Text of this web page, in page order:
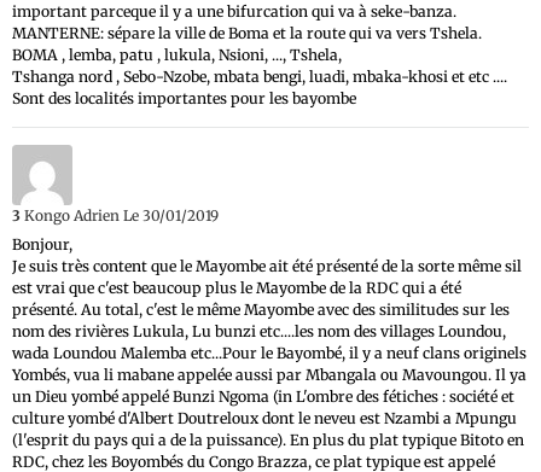
important parceque il y a une bifurcation qui va à seke-banza.
MANTERNE: sépare la ville de Boma et la route qui va vers Tshela.
BOMA , lemba, patu , lukula, Nsioni, ..., Tshela,
Tshanga nord , Sebo-Nzobe, mbata bengi, luadi, mbaka-khosi et etc ....
Sont des localités importantes pour les bayombe
3 Kongo Adrien Le 30/01/2019
Bonjour,
Je suis très content que le Mayombe ait été présenté de la sorte même sil
est vrai que c'est beaucoup plus le Mayombe de la RDC qui a été
présenté. Au total, c'est le même Mayombe avec des similitudes sur les
nom des rivières Lukula, Lu bunzi etc....les nom des villages Loundou,
wada Loundou Malemba etc...Pour le Bayombé, il y a neuf clans originels
Yombés, vua li mabane appelée aussi par Mbangala ou Mavoungou. Il ya
un Dieu yombé appelé Bunzi Ngoma (in L'ombre des fétiches : société et
culture yombé d'Albert Doutreloux dont le neveu est Nzambi a Mpungu
(l'esprit du pays qui a de la puissance). En plus du plat typique Bitoto en
RDC, chez les Boyombés du Congo Brazza, ce plat typique est appelé